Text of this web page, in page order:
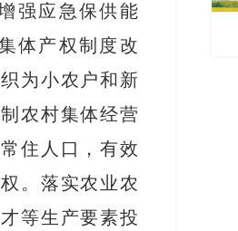
强应急保供能
体产权制度改
为小农户和新
农村集体经营
住人口，有效
。落实农业农
等生产要素投